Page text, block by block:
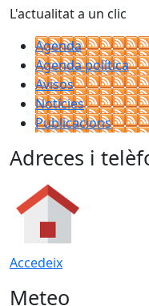
L'actualitat a un clic
Agenda
Agenda política
Avisos
Notícies
Publicacions
Adreces i
Accedeix
Meteo